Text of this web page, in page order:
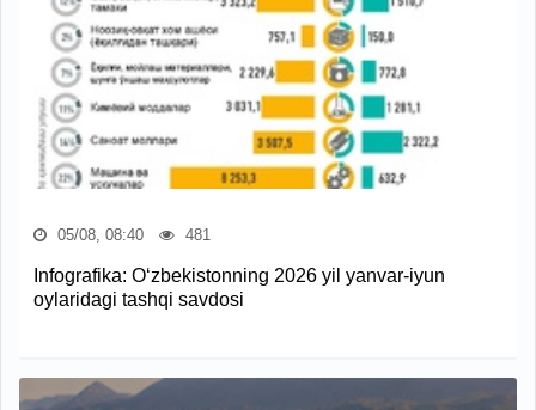
05/08, 08:40 481
Infografika: O‘zbekistonning 2026 yil yanvar-iyun
oylaridagi tashqi savdosi